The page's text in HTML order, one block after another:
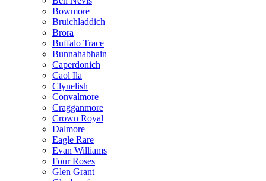
Bowmore
Bruichladdich
Brora
Buffalo Trace
Bunnahabhain
Caperdonich
Caol Ila
Clynelish
Convalmore
Cragganmore
Crown Royal
Dalmore
Eagle Rare
Evan Williams
Four Roses
Glen Grant